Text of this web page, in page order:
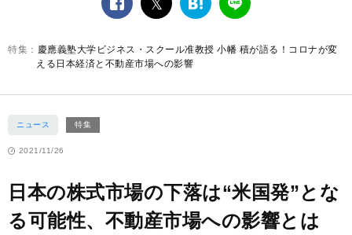
facebook
twitterは
な
ブ
LINE
慶應義塾大学ビジネス・スクール准教授 小幡 積が語る！コロナが変
える日本経済と不動産市場への影響
ニュース 特集
2021/11/26
日本の株式市場の下落は“米国発”とな
る可能性、不動産市場への影響とは